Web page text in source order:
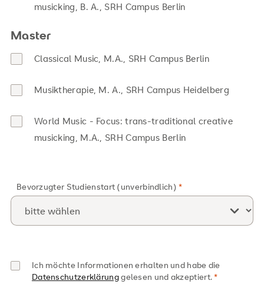
musicking, B. A., SRH Campus Berlin
Master
Classical Music, M.A., SRH Campus Berlin
Musiktherapie, M. A., SRH Campus Heidelberg
World Music - Focus: trans-traditional creative
musicking, M.A., SRH Campus Berlin
Bevorzugter Studienstart (unverbindlich)
Ich möchte Informationen erhalten und habe die
Datenschutzerklärunggelesen und akzeptiert.